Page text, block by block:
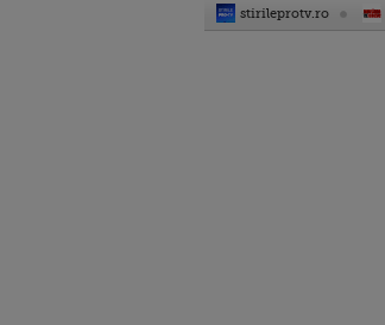
stirileprotv.ro